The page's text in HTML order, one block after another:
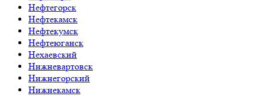
Нефтегорск
Нефтекамск
Нефтекумск
Нефтеюганск
Нехаевский
Нижневартовск
Нижнегорский
Нижнекамск